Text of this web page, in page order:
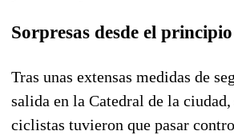
Sorpresas desde el principio
Tras unas extensas medidas de
salida en la Catedral de la
ciclistas tuvieron que pasar